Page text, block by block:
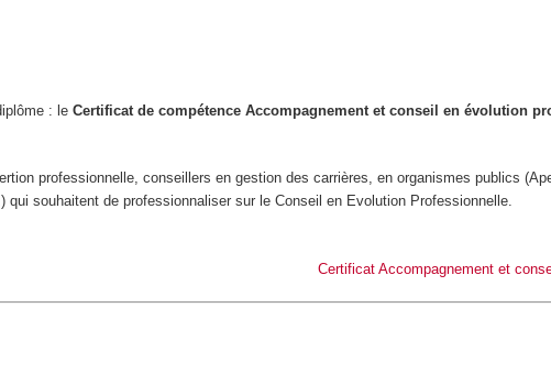
: leCertificat de compétence Accompagnement et conseil en évolution
professionnelle, conseillers en gestion des carrières, en organismes publics
souhaitent de professionnaliser sur le Conseil en Evolution Professionnelle.
Certificat Accompagnement et